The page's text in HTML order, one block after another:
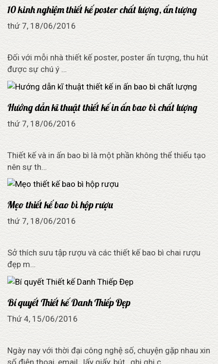
10 kinh nghiệm thiết kế poster chất lượng, ấn tượng
thứ 7, 18/06/2016
Đối với mỗi nhà thiết kế poster, poster ấn tượng, thu hút
được sự chú ý …
Hướng dẫn kĩ thuật thiết kế in ấn bao bì chất lượng
thứ 7, 18/06/2016
Thiết kế và in ấn bao bì là một phần không thể thiếu tạo
nên sự th…
Mẹo thiết kế bao bì hộp rượu
thứ 7, 18/06/2016
Sở thích sưu tập rượu và các thiết kế bao bì chai rượu
đẹp m…
Bí quyết Thiết kế Danh Thiếp Đẹp
Thứ 4, 15/06/2016
Ngày nay với thời đại công nghệ số, chuyện gặp nhau xin
số điện thoại, email…lấy giấy, bút…ghi ghi c…